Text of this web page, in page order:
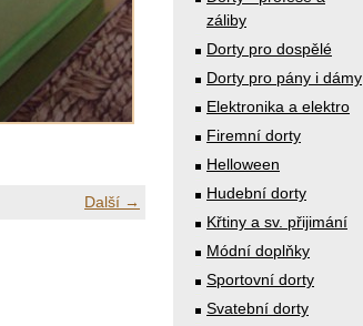
Další →
záliby
Dorty pro dospělé
Dorty pro pány i dámy
Elektronika a elektro
Firemní dorty
Helloween
Hudební dorty
Křtiny a sv. přijimání
Módní doplňky
Sportovní dorty
Svatební dorty